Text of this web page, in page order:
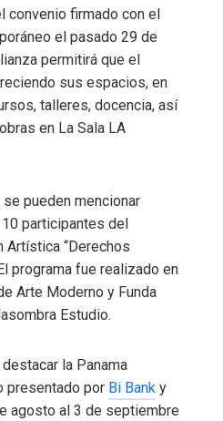
convenio firmado con el
el pasado 29 de
permitirá que el
sus espacios, en
talleres, docencia, así
en La Sala LA
pueden mencionar
participantes del
Artística “Derechos
programa fue realizado en
Arte Moderno y Funda
Estudio.
la Panama
presentado por Bi Bank y
agosto al 3 de septiembre